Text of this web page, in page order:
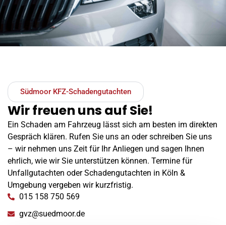
Südmoor KFZ-Schadengutachten
Wir freuen uns auf Sie!
Ein Schaden am Fahrzeug lässt sich am besten im direkten
Gespräch klären. Rufen Sie uns an oder schreiben Sie uns
– wir nehmen uns Zeit für Ihr Anliegen und sagen Ihnen
ehrlich, wie wir Sie unterstützen können. Termine für
Unfallgutachten oder Schadengutachten in Köln &
Umgebung vergeben wir kurzfristig.
015 158 750 569
gvz@suedmoor.de